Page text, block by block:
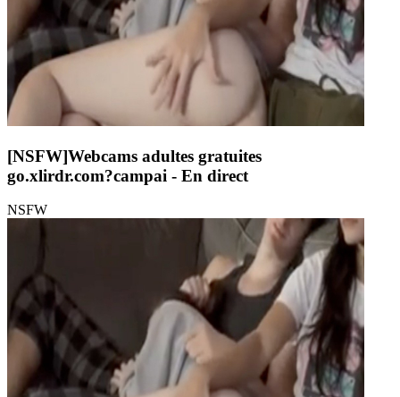
[NSFW]Webcams adultes gratuites
go.xlirdr.com?campai - En direct
NSFW